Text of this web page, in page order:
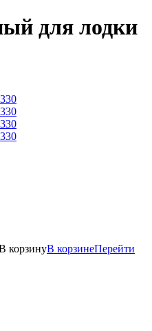
для лодки
корзинуВ корзинеПерейти